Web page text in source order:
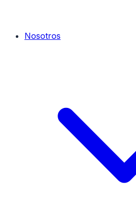
Nosotros